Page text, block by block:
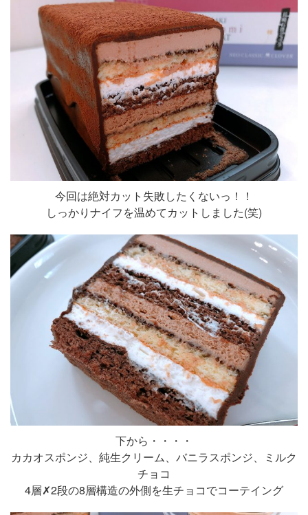
今回は絶対カット失敗したくないっ！！
しっかりナイフを温めてカットしました(笑)
下から・・・・
カカオスポンジ、純生クリーム、バニラスポンジ、ミルク
チョコ
4層✗2段の8層構造の外側を生チョコでコーテイング